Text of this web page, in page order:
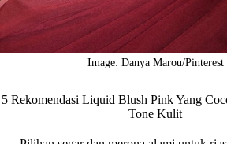
Image: Danya Marou/Pinterest
5 Rekomendasi Liquid Blush Pink Yang
Tone Kulit